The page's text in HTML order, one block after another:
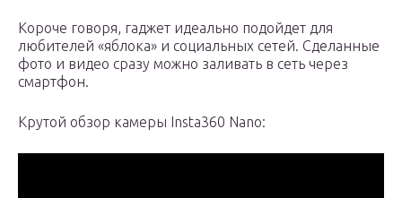
Короче говоря, гаджет идеально подойдет для
любителей «яблока» и социальных сетей. Сделанные
фото и видео сразу можно заливать в сеть через
смартфон.
Крутой обзор камеры Insta360 Nano: